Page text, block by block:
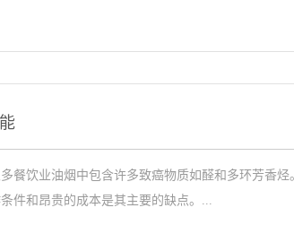
餐饮业油烟中包含许多致癌物质如醛和多环芳香
件和昂贵的成本是其主要的缺点。...